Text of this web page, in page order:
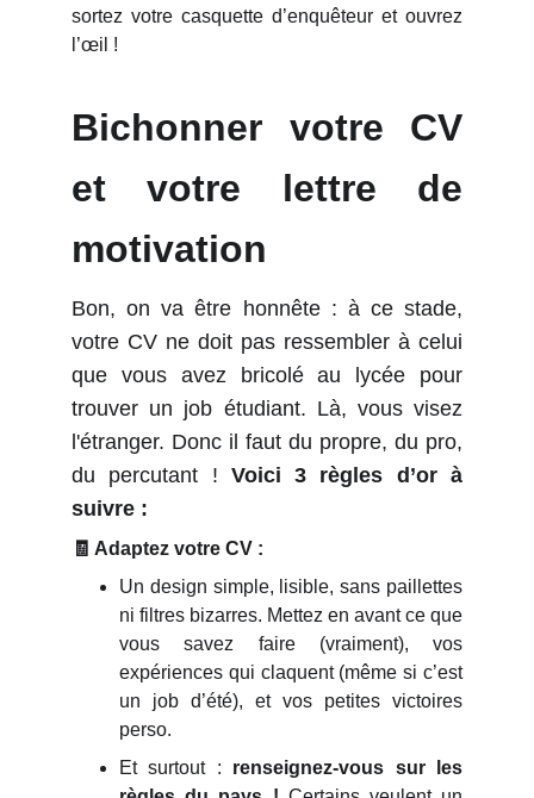
sortez votre casquette d’enquêteur et ouvrez
l’œil !
Bichonner votre CV
et votre lettre de
motivation
Bon, on va être honnête : à ce stade,
votre CV ne doit pas ressembler à celui
que vous avez bricolé au lycée pour
trouver un job étudiant. Là, vous visez
l'étranger. Donc il faut du propre, du pro,
du percutant ! Voici 3 règles d’or à
suivre :
🧾 Adaptez votre CV :
Un design simple, lisible, sans paillettes
ni filtres bizarres. Mettez en avant ce que
vous savez faire (vraiment), vos
expériences qui claquent (même si c’est
un job d’été), et vos petites victoires
perso.
Et surtout : renseignez-vous sur les